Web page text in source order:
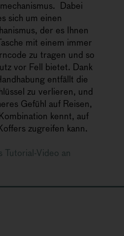
Dabei
sich um einen
der es Ihnen
mit einem immer
zu tragen und so
vor Fell bietet. Dank
entfällt die
zu verlieren, und
Gefühl auf Reisen,
kennt, auf
zugreifen kann.
Tutorial-Video an